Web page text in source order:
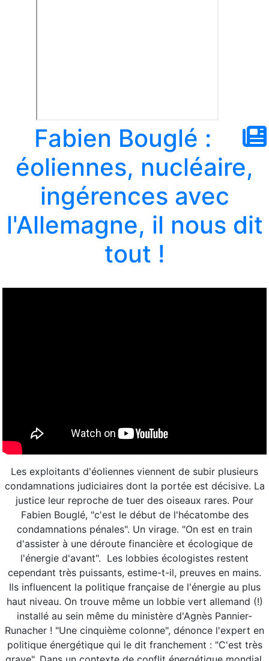
Fabien Bouglé :
éoliennes, nucléaire,
ingérences avec
l'Allemagne, il nous dit
tout !
Les exploitants d'éoliennes viennent de subir plusieurs
condamnations judiciaires dont la portée est décisive. La
justice leur reproche de tuer des oiseaux rares. Pour
Fabien Bouglé, "c'est le début de l'hécatombe des
condamnations pénales". Un virage. "On est en train
d'assister à une déroute financière et écologique de
l'énergie d'avant". Les lobbies écologistes restent
cependant très puissants, estime-t-il, preuves en mains.
Ils influencent la politique française de l'énergie au plus
haut niveau. On trouve même un lobbie vert allemand (!)
installé au sein même du ministère d'Agnès Pannier-
Runacher ! "Une cinquième colonne", dénonce l'expert en
politique énergétique qui le dit franchement : "C'est très